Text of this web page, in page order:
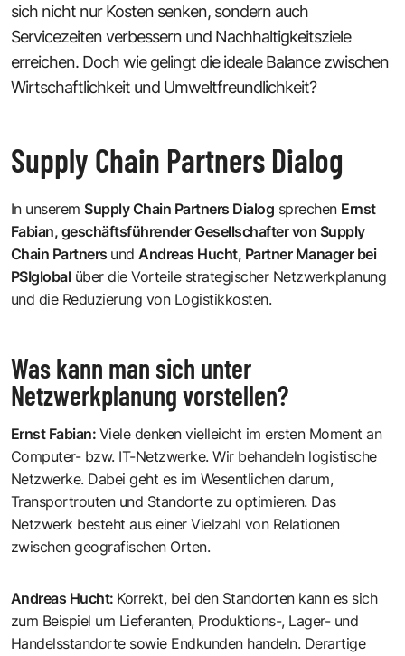
sich nicht nur Kosten senken, sondern auch
Servicezeiten verbessern und Nachhaltigkeitsziele
erreichen. Doch wie gelingt die ideale Balance zwischen
Wirtschaftlichkeit und Umweltfreundlichkeit?
Supply Chain Partners Dialog
In unseremSupply Chain Partners Dialog sprechen Ernst
Fabian, geschäftsführender Gesellschafter von Supply
Chain Partners und Andreas Hucht, Partner Manager bei
PSIglobalüber die Vorteile strategischer Netzwerkplanung
und die Reduzierung von Logistikkosten.
Was kann man sich unter
Netzwerkplanung vorstellen?
Ernst Fabian: Viele denken vielleicht im ersten Moment an
Computer- bzw. IT-Netzwerke. Wir behandeln logistische
Netzwerke. Dabei geht es im Wesentlichen darum,
Transportrouten und Standorte zu optimieren. Das
Netzwerk besteht aus einer Vielzahl von Relationen
zwischen geografischen Orten.
Andreas Hucht: Korrekt, bei den Standorten kann es sich
zum Beispiel um Lieferanten, Produktions-, Lager- und
Handelsstandorte sowie Endkunden handeln. Derartige